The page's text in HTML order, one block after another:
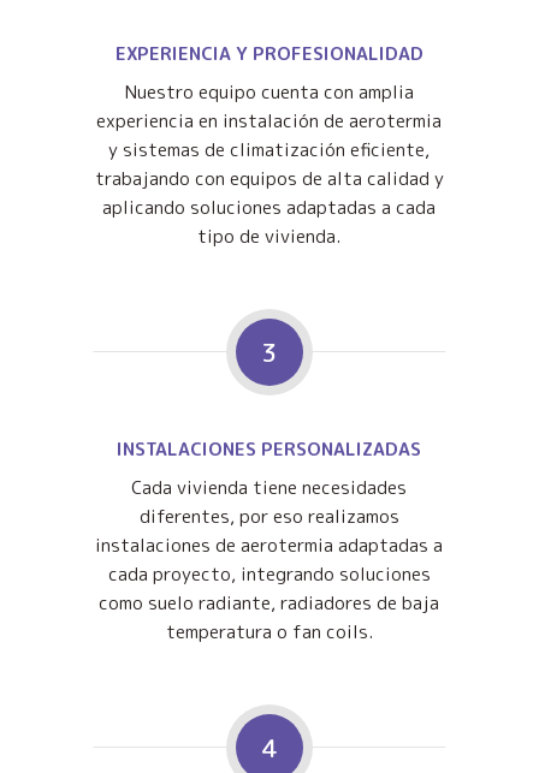
EXPERIENCIA Y PROFESIONALIDAD
Nuestro equipo cuenta con amplia
experiencia en instalación de aerotermia
y sistemas de climatización eficiente,
trabajando con equipos de alta calidad y
aplicando soluciones adaptadas a cada
tipo de vivienda.
3
INSTALACIONES PERSONALIZADAS
Cada vivienda tiene necesidades
diferentes, por eso realizamos
instalaciones de aerotermia adaptadas a
cada proyecto, integrando soluciones
como suelo radiante, radiadores de baja
temperatura o fan coils.
4